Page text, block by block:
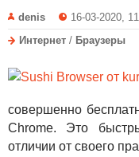
denis 16-03-2020,
Интернет / Браузеры
совершенно
Chrome. Это
отличии от своего